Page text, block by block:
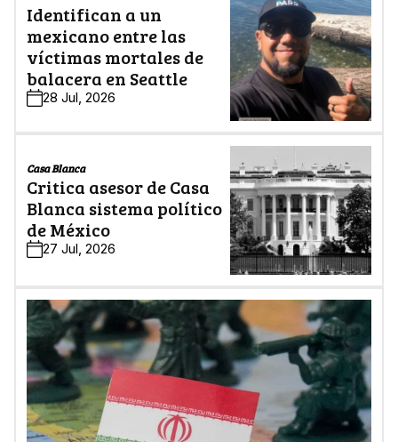
Identifican a un
mexicano entre las
víctimas mortales de
balacera en Seattle
28 Jul, 2026
Casa Blanca
Critica asesor de Casa
Blanca sistema político
de México
27 Jul, 2026